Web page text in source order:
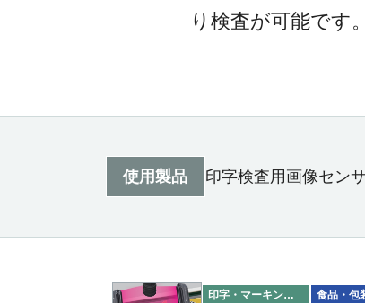
り検査が可能です。
使用製品 印字検査用画像センサ
印字・マーキング検査
食品・包